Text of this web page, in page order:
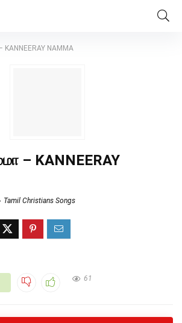
NAMMA
– KANNEERAY
Tamil Christians Songs
61